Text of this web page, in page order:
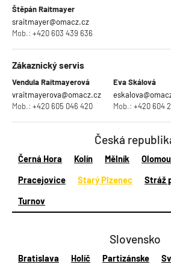
Štěpán Raitmayer
sraitmayer@omacz.cz
Mob.: +420 603 439 636
Zákaznický servis
Vendula Raitmayerová
vraitmayerova@omacz.cz
Mob.: +420 605 046 420
Eva Skálová
Mob.: +420 604
Česká
Černá Hora Kolín Mělník
Pracejovice
Starý Plzenec
Stráž
Turnov
Slovensko
Bratislava Holíč Partizánske